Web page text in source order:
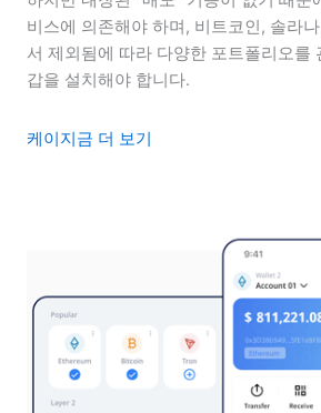
비스에 의존해야 하며, 비트코인, 솔라
서 제외됨에 따라 다양한 포트폴리오를
갑을 설치해야 합니다.
케이 지금 더 보기